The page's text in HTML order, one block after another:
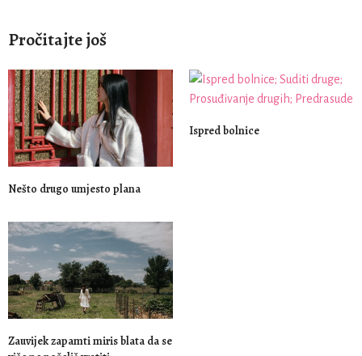
Pročitajte još
Nešto drugo umjesto plana
Ispred bolnice
Zauvijek zapamti miris blata da se